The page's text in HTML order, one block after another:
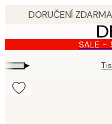
content.
SALE -
▸